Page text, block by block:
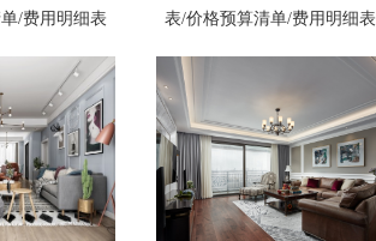
/费用明细表 表/价格预算清单/费用明细表